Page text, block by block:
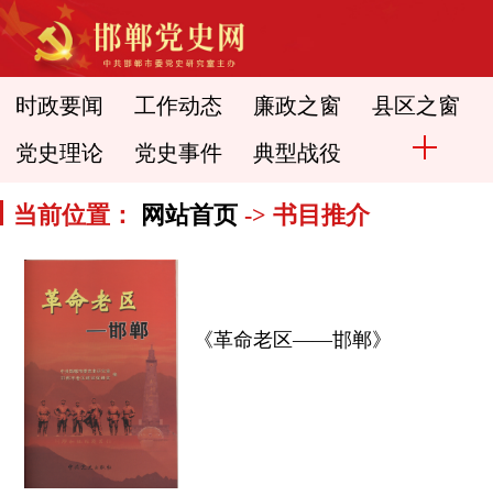
时政要闻 工作动态 廉政之窗 县区之窗
党史理论 党史事件 典型战役
当前位置： 网站首页 -> 书目推介
《革命老区——邯郸》